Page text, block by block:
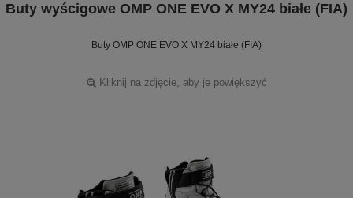
Buty wyścigowe OMP ONE EVO X MY24 białe (FIA)
Buty OMP ONE EVO X MY24 białe (FIA)
Kliknij na zdjęcie, aby je powiększyć